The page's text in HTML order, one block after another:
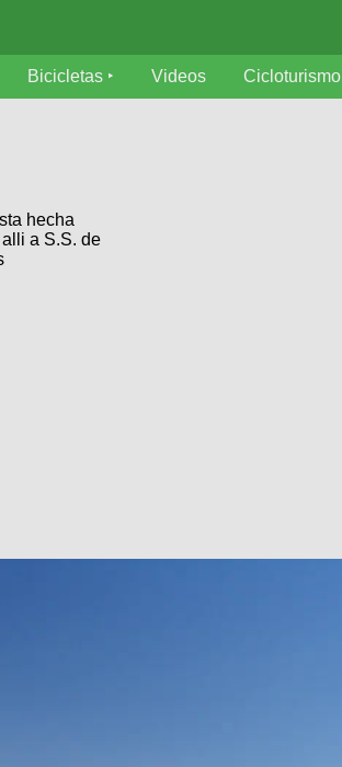
Bicicletas Videos Cicloturismo
hecha
a S.S. de